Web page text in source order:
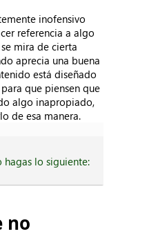
inofensivo
referencia a algo
mira de cierta
aprecia una buena
está diseñado
que piensen que
algo inapropiado,
de esa manera.
hagas lo siguiente:
no